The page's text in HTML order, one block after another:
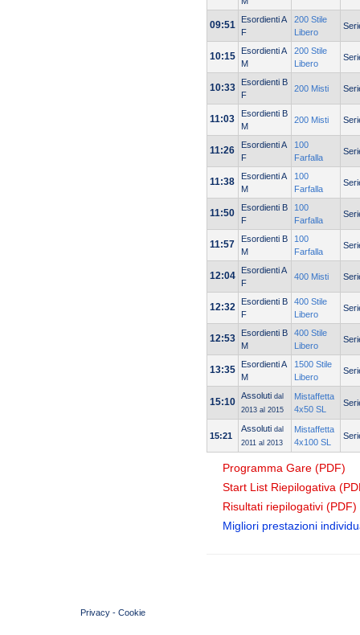
09:51
Esordienti A
F
200 Stile
Libero
10:15
Esordienti A
M
200 Stile
Libero
10:33
Esordienti B
F
200 Misti
11:03
Esordienti B
M
200 Misti
11:26
Esordienti A
F
100
Farfalla
11:38
Esordienti A
M
100
Farfalla
11:50
Esordienti B
F
100
Farfalla
11:57
Esordienti B
M
100
Farfalla
12:04
Esordienti A
F
400 Misti
12:32
Esordienti B
F
400 Stile
Libero
12:53
Esordienti B
M
400 Stile
Libero
13:35
Esordienti A
M
1500 Stile
Libero
15:10
Assoluti dal
2013 al 2015
Mistaffetta
4x50 SL
15:21
Assoluti dal
2011 al 2013
Mistaffetta
4x100 SL
Programma Gare (PDF)
Start List Riepilogativa
Risultati riepilogativi (PDF)
Migliori prestazioni
Privacy - Cookie